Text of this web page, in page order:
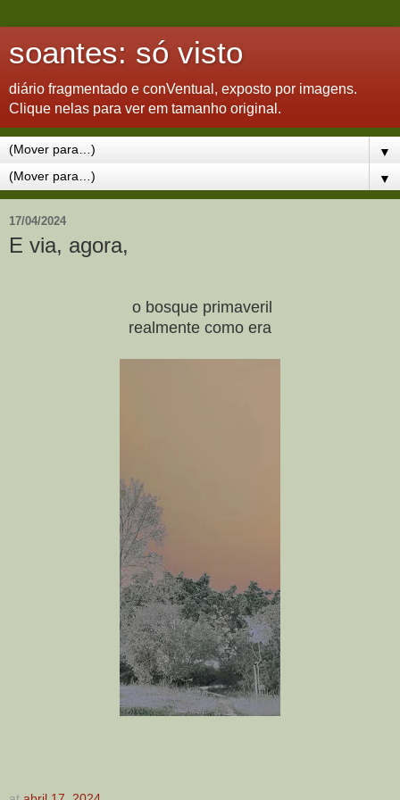
soantes: só visto
diário fragmentado e conVentual, exposto por imagens.
Clique nelas para ver em tamanho original.
▼
▼
17/04/2024
E via, agora,
o bosque primaveril
realmente como era